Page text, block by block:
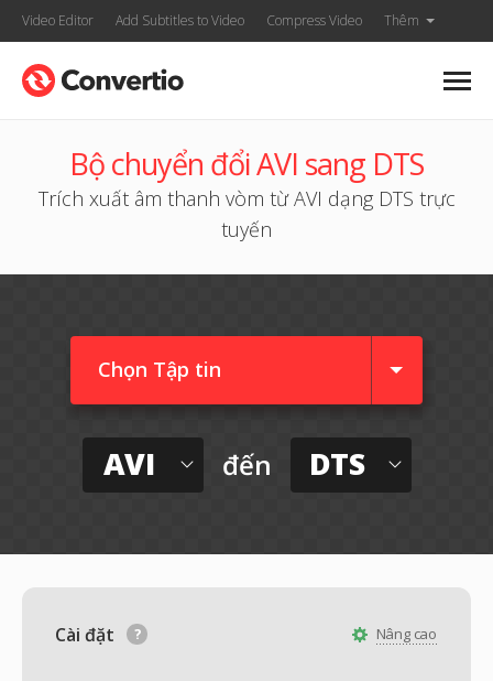
Video Editor Add Subtitles to Video Compress Video Thêm
Bộ chuyển đổi AVI sang DTS
Trích xuất âm thanh vòm từ AVI dạng DTS trực
tuyến
Chọn Tập tin
AVI đến DTS
Nâng cao
Cài đặt